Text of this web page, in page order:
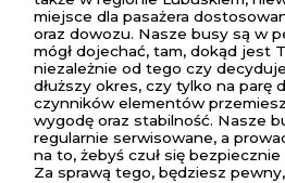
miejsce dla pasażera
oraz dowozu. Nasze busy są w
mógł dojechać, tam, dokąd jest
niezależnie od tego czy
dłuższy okres, czy tylko na parę
czynników elementów
wygodę oraz stabilność. Nasze
regularnie serwisowane, a
na to, żebyś czuł się bezpiecznie
Za sprawą tego, będziesz